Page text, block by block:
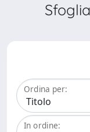
Ordina per:
In ordine: